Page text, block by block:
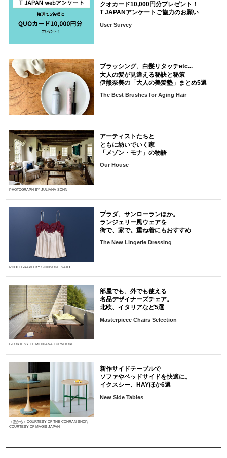
クオカード10,000円分プレゼント！
T JAPANアンケートご協力のお願い
User Survey
ブラッシング、白髪リタッチetc...
大人の髪が見違える秘訣と秘策
伊熊奈美の「大人の美髪塾」まとめ5選
The Best Brushes for Aging Hair
PHOTOGRAPH BY JULIANA SOHN
アーティストたちと
ともに紡いでいく家
「メゾン・モナ」の物語
Our House
PHOTOGRAPH BY SHINSUKE SATO
プラダ、サンローランほか。
ランジェリー風ウェアを
街で、家で。重ね着にもおすすめ
The New Lingerie Dressing
COURTESY OF MONTANA FURNITURE
部屋でも、外でも使える
名品デザイナーズチェア。
北欧、イタリアなど5選
Masterpiece Chairs Selection
（左から）COURTESY OF THE CONRAN SHOP,
COURTESY OF MAGIS JAPAN
新作サイドテーブルで
ソファやベッドサイドを快適に。
イクスシー、HAYほか6選
New Side Tables